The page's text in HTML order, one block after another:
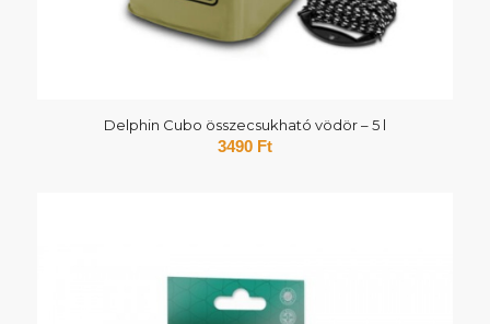
Delphin Cubo összecsukható vödör – 5 l
3490 Ft